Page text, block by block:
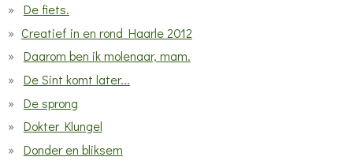
De fiets.
Creatief in en rond Haarle 2012
Daarom ben ik molenaar, mam.
De Sint komt later...
De sprong
Dokter Klungel
Donder en bliksem